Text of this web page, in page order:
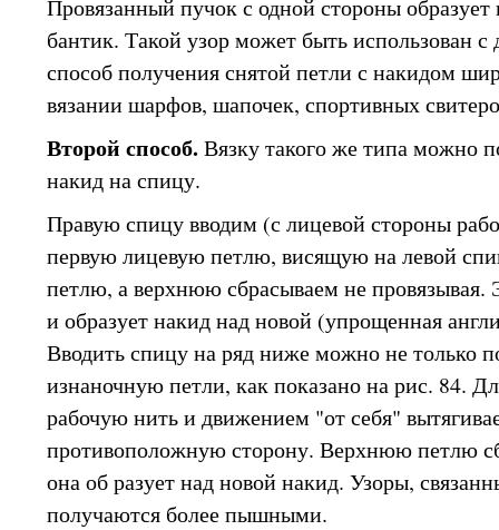
Провязанный пучок с одной стороны образует
бантик. Такой узор может быть использован с
способ получения снятой петли с накидом
вязании шарфов, шапочек, спортивных
Второй способ.Вязку такого же типа можно
накид на спицу.
Правую спицу вводим (с лицевой стороны
первую лицевую петлю, висящую на левой
петлю, а верхнюю сбрасываем не провязывая.
и образует накид над новой (упрощенная
Вводить спицу на ряд ниже можно не только
изнаночную петли, как показано на рис. 84.
рабочую нить и движением "от себя"
противоположную сторону. Верхнюю петлю
она об разует над новой накид. Узоры,
получаются более пышными.